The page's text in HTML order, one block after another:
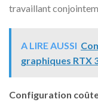
travaillant
A LIRE AUSSI
graphiques RTX
Configuration